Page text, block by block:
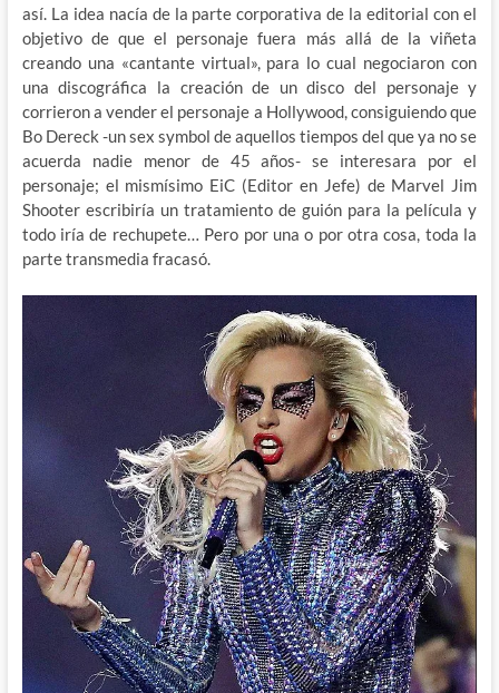
así. La idea nacía de la parte corporativa de la editorial con el
objetivo de que el personaje fuera más allá de la viñeta
creandouna «cantante virtual», para lo cual negociaron con
una discográfica la creación de un disco del personaje y
corrieron a vender el personaje a Hollywood, consiguiendo que
Bo Dereck -un sex symbol de aquellos tiempos del que ya no se
acuerda nadie menor de 45 años- se interesara por el
personaje; el mismísimo EiC (Editor en Jefe) de Marvel Jim
Shooter escribiría un tratamiento de guión para la película y
todo iría de rechupete… Pero por una o por otra cosa, toda la
parte transmedia fracasó.